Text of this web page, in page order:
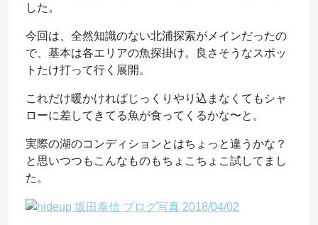
した。
今回は、全然知識のない北浦探索がメインだったの
で、基本は各エリアの魚探掛け。良さそうなスポッ
トたけ打って行く展開。
これだけ暖かければじっくりやり込まなくてもシャ
ローに差してきてる魚が食ってくるかな〜と。
実際の湖のコンディションとはちょっと違うかな？
と思いつつもこんなものもちょこちょこ試してまし
た。